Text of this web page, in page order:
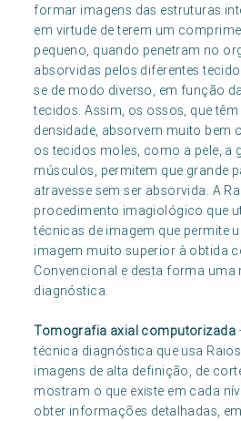
formar imagens das estruturas
em virtude de terem um
pequeno, quando penetram no
absorvidas pelos diferentes
se de modo diverso, em função
tecidos. Assim, os ossos, que
densidade, absorvem muito bem
os tecidos moles, como a pele, a
músculos, permitem que grande
atravesse sem ser absorvida. A
procedimento imagiológico que
técnicas de imagem que permite
imagem muito superior à obtida
Convencional e desta forma uma
diagnóstica.
Tomografia axial computorizada
técnica diagnóstica que usa
imagens de alta definição, de
mostram o que existe em cada
obter informações detalhadas,